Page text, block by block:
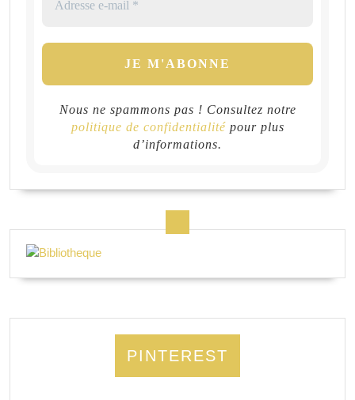
Nous ne spammons pas ! Consultez notre
politique de confidentialitépour plus
d’informations.
PINTEREST